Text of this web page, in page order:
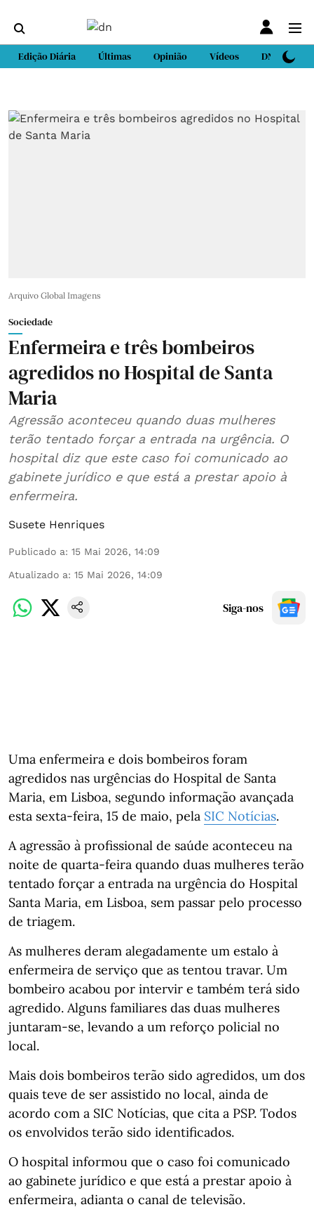
Edição Diária Últimas Opinião Vídeos DN Sport
Arquivo Global Imagens
Sociedade
Enfermeira e três bombeiros
agredidos no Hospital de Santa
Maria
Agressão aconteceu quando duas mulheres
terão tentado forçar a entrada na urgência. O
hospital diz que este caso foi comunicado ao
gabinete jurídico e que está a prestar apoio à
enfermeira.
Susete Henriques
Publicado a: 15 Mai 2026, 14:09
Atualizado a: 15 Mai 2026, 14:09
Siga-nos
Uma enfermeira e dois bombeiros foram
agredidos nas urgências do Hospital de Santa
Maria, em Lisboa, segundo informação avançada
esta sexta-feira, 15 de maio, pela SIC Notícias.
A agressão à profissional de saúde aconteceu na
noite de quarta-feira quando duas mulheres terão
tentado forçar a entrada na urgência do Hospital
Santa Maria, em Lisboa, sem passar pelo processo
de triagem.
As mulheres deram alegadamente um estalo à
enfermeira de serviço que as tentou travar. Um
bombeiro acabou por intervir e também terá sido
agredido. Alguns familiares das duas mulheres
juntaram-se, levando a um reforço policial no
local.
Mais dois bombeiros terão sido agredidos, um dos
quais teve de ser assistido no local, ainda de
acordo com a SIC Notícias, que cita a PSP. Todos
os envolvidos terão sido identificados.
O hospital informou que o caso foi comunicado
ao gabinete jurídico e que está a prestar apoio à
enfermeira, adianta o canal de televisão.